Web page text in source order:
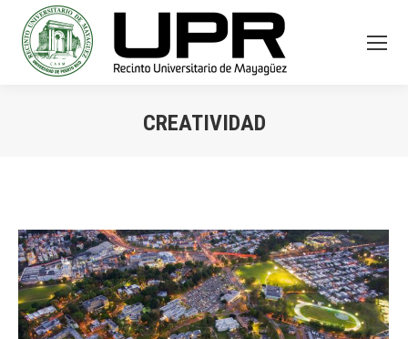
CREATIVIDAD